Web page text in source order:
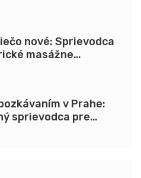
nové: Sprievodca
masážne
v Prahe:
sprievodca pre